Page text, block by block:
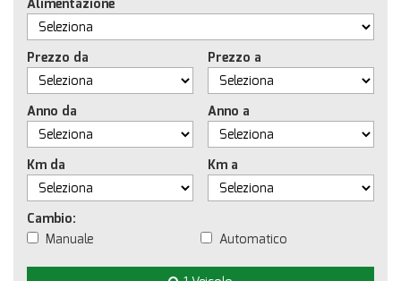
Alimentazione
Prezzo da Prezzo a
Anno da Anno a
Km da Km a
Cambio:
Manuale
Automatico